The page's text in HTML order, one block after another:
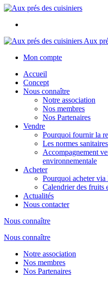
Aux
Mon compte
Accueil
Concept
Nous connaître
Notre association
Nos membres
Nos Partenaires
Vendre
Pourquoi fournir la
Les normes sanitaires
Accompagnement
environnementale
Acheter
Pourquoi acheter via
Calendrier des fruits
Actualités
Nous contacter
Nous connaître
Nous connaître
Notre association
Nos membres
Nos Partenaires